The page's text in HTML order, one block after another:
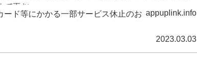
て下さい。
appuplink.info
2023.03.03